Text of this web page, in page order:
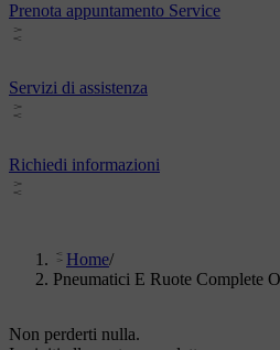
Prenota appuntamento Service
Servizi di assistenza
Richiedi informazioni
Home/
Pneumatici E Ruote Complete